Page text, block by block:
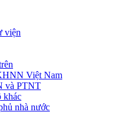
viện
Việt Nam
và PTNT
khác
nhà nước